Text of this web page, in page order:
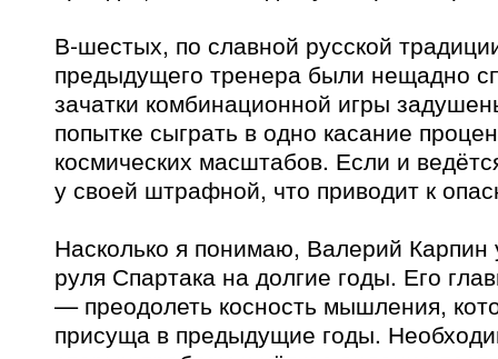
В-шестых, по славной русской
предыдущего тренера были нещадно
зачатки комбинационной игры
попытке сыграть в одно касание
космических масштабов. Если и
у своей штрафной, что приводит к
Насколько я понимаю, Валерий Карпин
руля Спартака на долгие годы. Его
— преодолеть косность мышления,
присуща в предыдущие годы.